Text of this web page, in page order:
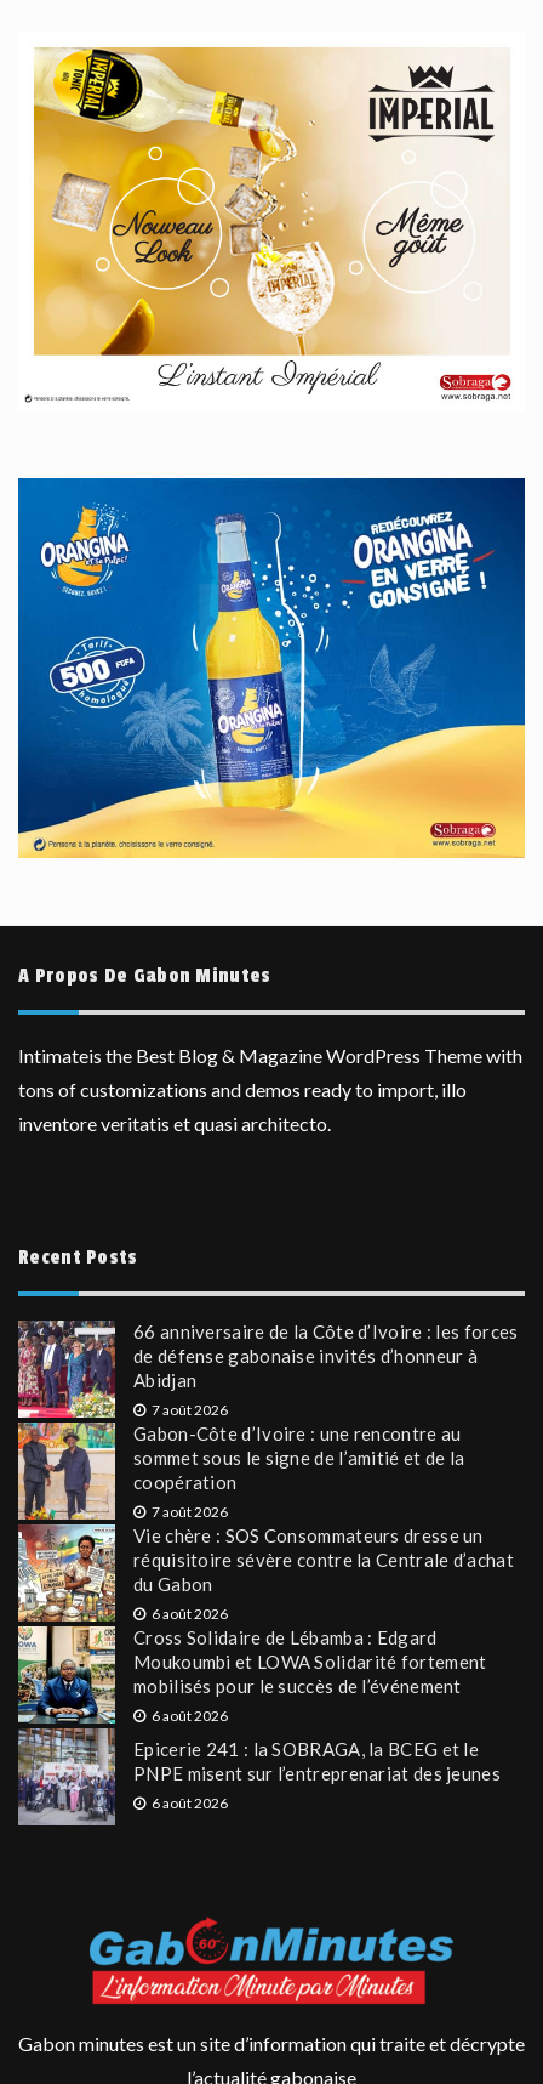
A Propos De Gabon Minutes
Intimateis the Best Blog & Magazine WordPress Theme with
tons of customizations and demos ready to import, illo
inventore veritatis et quasi architecto.
Recent Posts
66 anniversaire de la Côte d’Ivoire : les forces
de défense gabonaise invités d’honneur à
Abidjan
7 août 2026
Gabon-Côte d’Ivoire : une rencontre au
sommet sous le signe de l’amitié et de la
coopération
7 août 2026
Vie chère : SOS Consommateurs dresse un
réquisitoire sévère contre la Centrale d’achat
du Gabon
6 août 2026
Cross Solidaire de Lébamba : Edgard
Moukoumbi et LOWA Solidarité fortement
mobilisés pour le succès de l’événement
6 août 2026
Epicerie 241 : la SOBRAGA, la BCEG et le
PNPE misent sur l’entreprenariat des jeunes
6 août 2026
Gabon minutes est un site d’information qui traite et décrypte
l’actualité gabonaise